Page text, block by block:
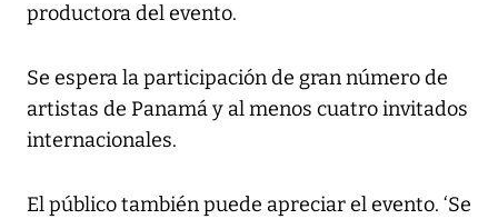
productora del evento.
Se espera la participación de gran número de
artistas de Panamá y al menos cuatro invitados
internacionales.
El público también puede apreciar el evento. ‘Se